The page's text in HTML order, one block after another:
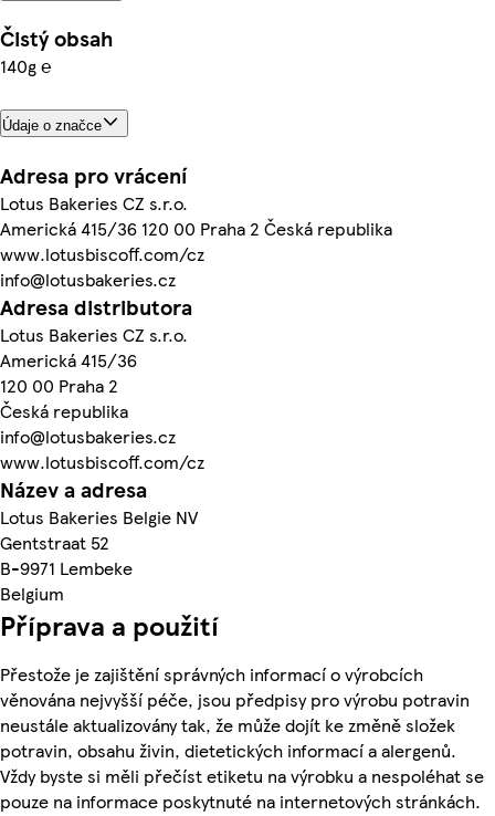
Čistý obsah
140g ℮
Údaje o značce
Adresa pro vrácení
Lotus Bakeries CZ s.r.o.
Americká 415/36 120 00 Praha 2 Česká republika
www.lotusbiscoff.com/cz
info@lotusbakeries.cz
Adresa distributora
Lotus Bakeries CZ s.r.o.
Americká 415/36
120 00 Praha 2
Česká republika
info@lotusbakeries.cz
www.lotusbiscoff.com/cz
Název a adresa
Lotus Bakeries Belgie NV
Gentstraat 52
B-9971 Lembeke
Belgium
Příprava a použití
Přestože je zajištění správných informací o výrobcích
věnována nejvyšší péče, jsou předpisy pro výrobu potravin
neustále aktualizovány tak, že může dojít ke změně složek
potravin, obsahu živin, dietetických informací a alergenů.
Vždy byste si měli přečíst etiketu na výrobku a nespoléhat se
pouze na informace poskytnuté na internetových stránkách.